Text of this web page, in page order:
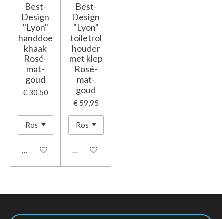
Best-
Design
"Lyon"
handdoe
khaak
Rosé-
mat-
goud
€ 30,50
In winkelwagen
Best-
Design
"Lyon"
toiletrol
houder
met klep
Rosé-
mat-
goud
€ 59,95
In winkelwagen